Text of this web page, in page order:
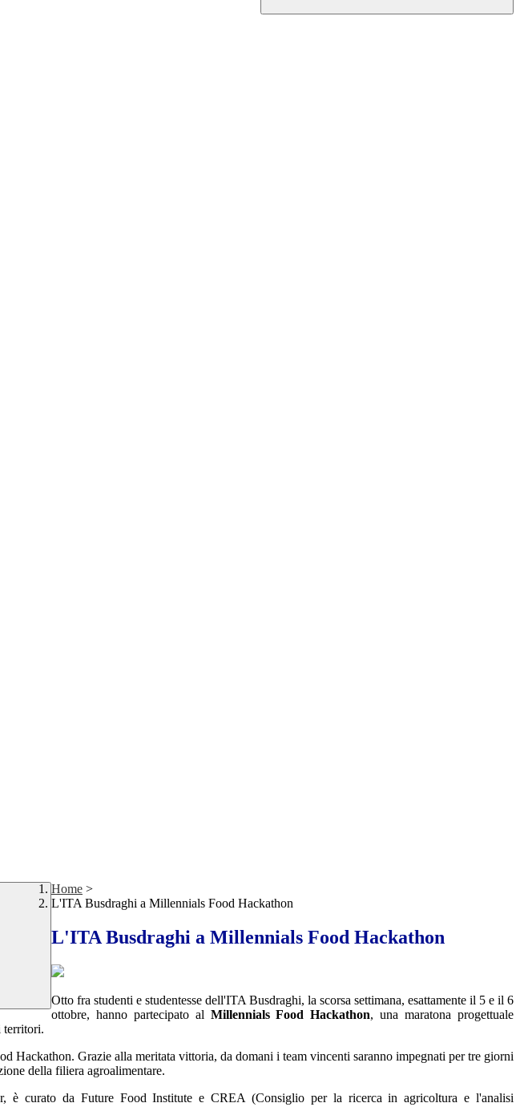
Home >
L'ITA Busdraghi a Millennials Food Hackathon
L'ITA Busdraghi a Millennials Food Hackathon
Otto fra studenti e studentesse dell'ITA Busdraghi, la scorsa settimana, esattamente il 5 e il 6
ottobre, hanno partecipato al Millennials Food Hackathon, una maratona progettuale
territori.
Grazie alla meritata vittoria, da domani i team vincenti saranno impegnati per tre giorni
della filiera agroalimentare.
è curato da Future Food Institute e CREA (Consiglio per la ricerca in agricoltura e l'analisi